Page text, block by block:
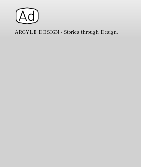
ARGYLE DESIGN - Stories through Design.